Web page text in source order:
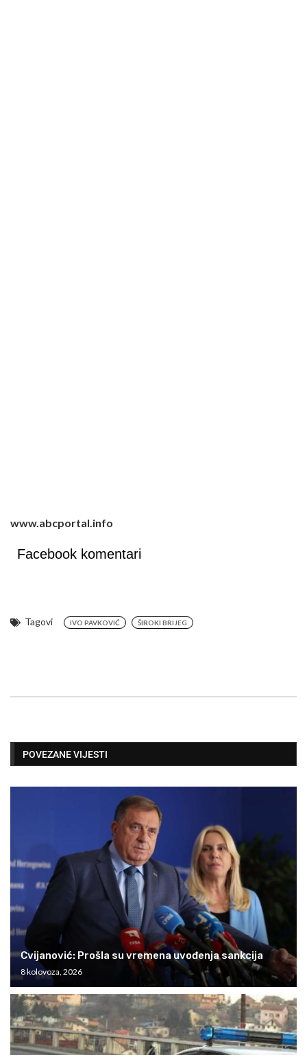
www.abcportal.info
Facebook komentari
Tagovi IVO PAVKOVIĆ ŠIROKI BRIJEG
POVEZANE VIJESTI
Cvijanović: Prošla su vremena uvođenja sankcija
8 kolovoza, 2026